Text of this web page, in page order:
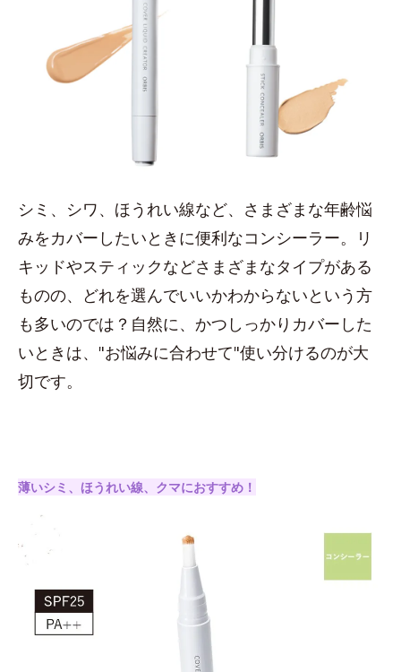
シミ、シワ、ほうれい線など、さまざまな年齢悩
みをカバーしたいときに便利なコンシーラー。リ
キッドやスティックなどさまざまなタイプがある
ものの、どれを選んでいいかわからないという方
も多いのでは？自然に、かつしっかりカバーした
いときは、"お悩みに合わせて"使い分けるのが大
切です。
薄いシミ、ほうれい線、クマにおすすめ！